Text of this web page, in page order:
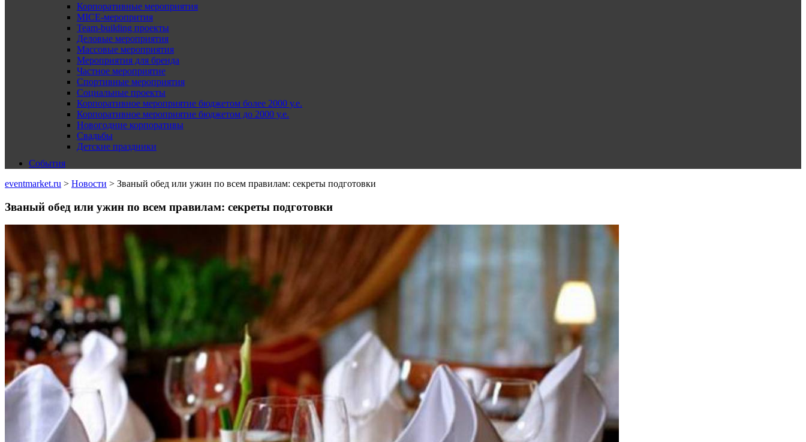
Корпоративные мероприятия
MICE-меропрития
Team-building проекты
Деловые мероприятия
Массовые мероприятия
Мероприятия для бренда
Частное мероприятие
Спортивные мероприятия
Социальные проекты
Корпоративное мероприятие бюджетом более 2000 у.е.
Корпоративное мероприятие бюджетом до 2000 у.е.
Новогодние корпоративы
Свадьбы
Детские праздники
События
eventmarket.ru > Новости > Званый обед или ужин по всем правилам: секреты подготовки
Званый обед или ужин по всем правилам: секреты подготовки